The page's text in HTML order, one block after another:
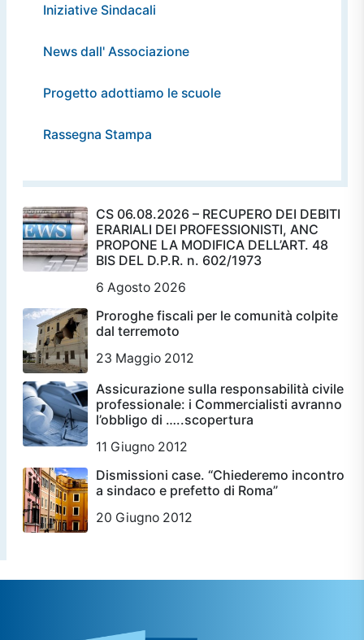
Iniziative Sindacali
News dall' Associazione
Progetto adottiamo le scuole
Rassegna Stampa
CS 06.08.2026 – RECUPERO DEI DEBITI
ERARIALI DEI PROFESSIONISTI, ANC
PROPONE LA MODIFICA DELL’ART. 48
BIS DEL D.P.R. n. 602/1973
6 Agosto 2026
Proroghe fiscali per le comunità colpite
dal terremoto
23 Maggio 2012
Assicurazione sulla responsabilità civile
professionale: i Commercialisti avranno
l’obbligo di …..scopertura
11 Giugno 2012
Dismissioni case. “Chiederemo incontro
a sindaco e prefetto di Roma”
20 Giugno 2012